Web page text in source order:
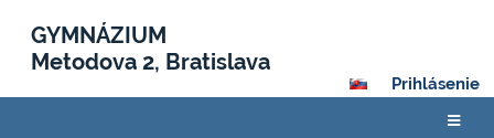
GYMNÁZIUM
Metodova 2, Bratislava
Prihlásenie